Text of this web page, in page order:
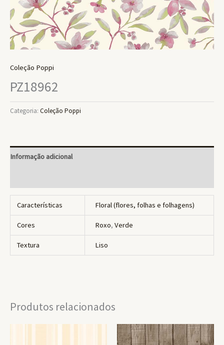
Coleção Poppi
PZ18962
Categoria: Coleção Poppi
Informação adicional
Características Floral (flores, folhas e folhagens)
Cores Roxo, Verde
Textura Liso
Produtos relacionados